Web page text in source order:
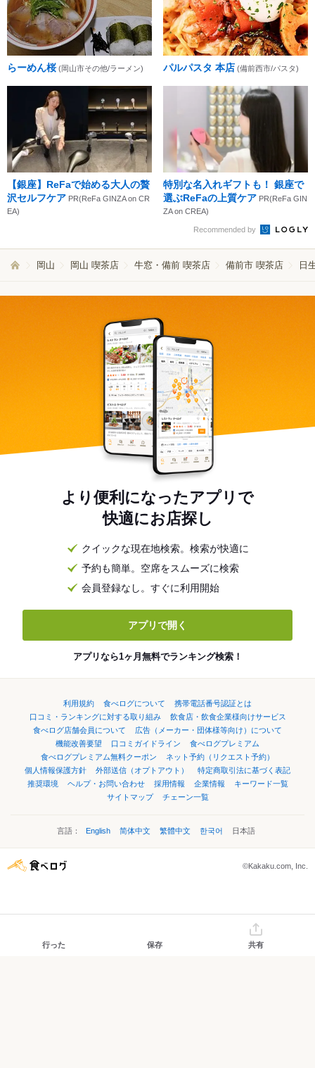
らーめん桜 (岡山市その他/ラーメン) パルパスタ 本店 (備前西市/パスタ)
【銀座】ReFaで始める大人の贅
沢セルフケア PR(ReFa GINZA on CR
EA)
特別な名入れギフトも！ 銀座で
選ぶReFaの上質ケア PR(ReFa GIN
ZA on CREA)
Recommended by
岡山 岡山 喫茶店 牛窓・備前 喫茶店 備前市 喫茶店 日
より便利になったアプリで
快適にお店探し
クイックな現在地検索。検索が快適に
予約も簡単。空席をスムーズに検索
会員登録なし。すぐに利用開始
アプリで開く
アプリなら1ヶ月無料でランキング検索！
利用規約 食べログについて
携帯電話番号認証とは
口コミ・ランキングに対する取り組み
飲食店・飲食企業様向けサービス
食べログ店舗会員について
広告（メーカー・団体様等向け）について
機能改善要望
口コミガイドライン
食べログプレミアム
食べログプレミアム無料クーポン
ネット予約（リクエスト予約）
個人情報保護方針
外部送信（オプトアウト）
特定商取引法に基づく表記
推奨環境
ヘルプ・お問い合わせ 採用情報 企業情報
キーワード一覧
サイトマップ
チェーン一覧
言語： English 简体中文 繁體中文 한국어 日本語
©Kakaku.com, Inc.
行った 保存 共有